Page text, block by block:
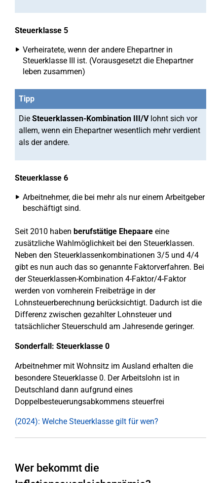
Steuerklasse 5
Verheiratete, wenn der andere Ehepartner in
Steuerklasse III ist. (Vorausgesetzt die Ehepartner
leben zusammen)
Tipp
Die Steuerklassen-Kombination III/Vlohnt sich vor
allem, wenn ein Ehepartner wesentlich mehr verdient
als der andere.
Steuerklasse 6
Arbeitnehmer, die bei mehr als nur einem Arbeitgeber
beschäftigt sind.
Seit 2010 haben berufstätige Ehepaare eine
zusätzliche Wahlmöglichkeit bei den Steuerklassen.
Neben den Steuerklassenkombinationen 3/5 und 4/4
gibt es nun auch das so genannte Faktorverfahren. Bei
der Steuerklassen-Kombination 4-Faktor/4-Faktor
werden von vornherein Freibeträge in der
Lohnsteuerberechnung berücksichtigt. Dadurch ist die
Differenz zwischen gezahlter Lohnsteuer und
tatsächlicher Steuerschuld am Jahresende geringer.
Sonderfall: Steuerklasse 0
Arbeitnehmer mit Wohnsitz im Ausland erhalten die
besondere Steuerklasse 0. Der Arbeitslohn ist in
Deutschland dann aufgrund eines
Doppelbesteuerungsabkommens steuerfrei
(2024): Welche Steuerklasse gilt für wen?
Wer bekommt die